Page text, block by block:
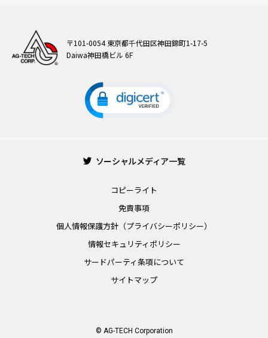
〒101-0054 東京都千代田区神田錦町1-17-5
Daiwa神田橋ビル 6F
ソーシャルメディア一覧
コピーライト
免責事項
個人情報保護方針（プライバシーポリシー）
情報セキュリティポリシー
サードパーティ条項について
サイトマップ
© AG-TECH Corporation